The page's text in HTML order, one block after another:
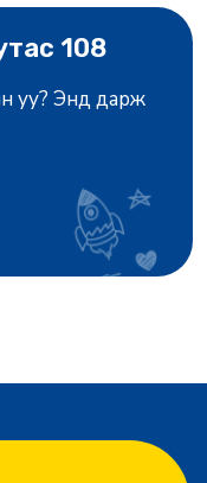
108
уу? Энд дарж